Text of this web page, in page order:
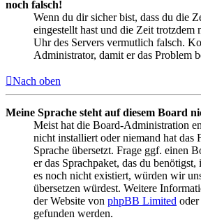
noch falsch!
Wenn du dir sicher bist, dass du die
eingestellt hast und die Zeit trotzdem
Uhr des Servers vermutlich falsch.
Administrator, damit er das Problem
Nach oben
Meine Sprache steht auf diesem Board
Meist hat die Board-Administration
nicht installiert oder niemand hat das
Sprache übersetzt. Frage ggf. einen
er das Sprachpaket, das du
es noch nicht existiert, würden wir
übersetzen würdest. Weitere
der Website von phpBB Limited
gefunden werden.